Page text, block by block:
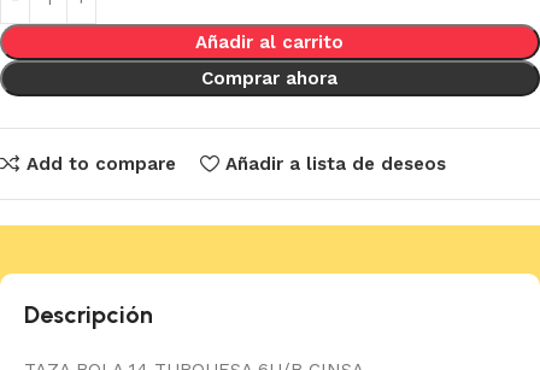
Añadir al carrito
Comprar ahora
Add to compare Añadir a lista de deseos
Descripción